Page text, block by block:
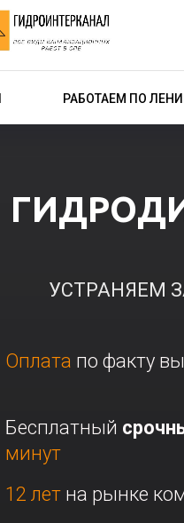
РАБОТАЕМ ПО
12 лет на рынке
Бесплатный
минут
Оплата по факту
УСТРАНЯЕМ